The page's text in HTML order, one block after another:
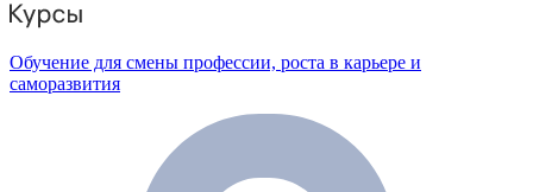
Обучение для смены профессии, роста в карьере и
саморазвития